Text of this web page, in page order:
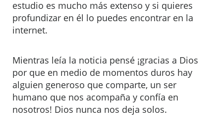
estudio es mucho más extenso y si quieres
profundizar en él lo puedes encontrar en la
internet.
Mientras leía la noticia pensé ¡gracias a Dios
por que en medio de momentos duros hay
alguien generoso que comparte, un ser
humano que nos acompaña y confía en
nosotros! Dios nunca nos deja solos.